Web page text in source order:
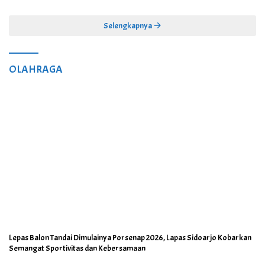
Selengkapnya
OLAHRAGA
Lepas Balon Tandai Dimulainya Porsenap 2026, Lapas Sidoarjo Kobarkan
Semangat Sportivitas dan Kebersamaan